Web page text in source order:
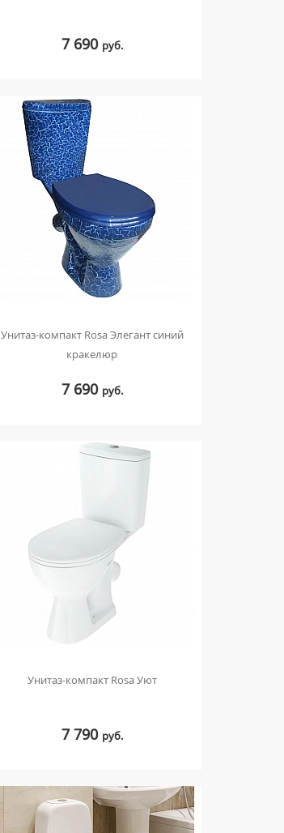
7 690 руб.
Унитаз-компакт Rosa Элегант синий
кракелюр
7 690 руб.
Унитаз-компакт Rosa Уют
7 790 руб.